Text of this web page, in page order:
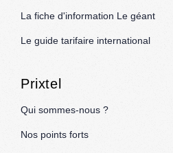
La fiche d'information Le géant
Le guide tarifaire international
Prixtel
Qui sommes-nous ?
Nos points forts